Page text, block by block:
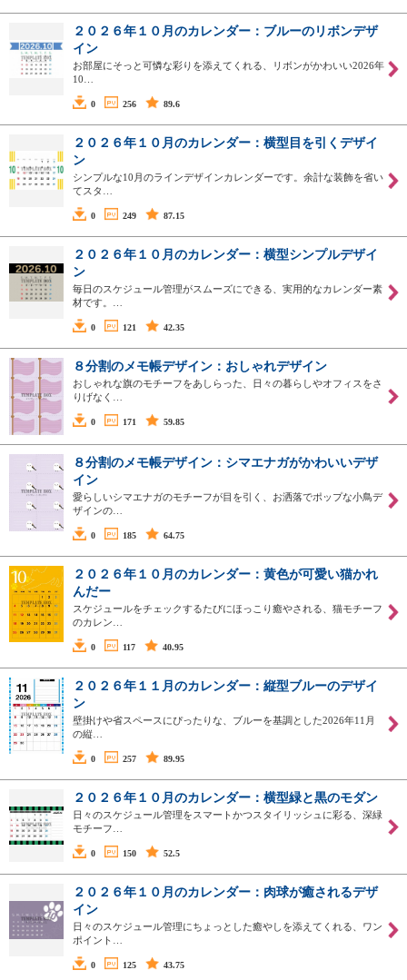
２０２６年１０月のカレンダー：ブルーのリボンデザ
イン
お部屋にそっと可憐な彩りを添えてくれる、リボンがかわいい2026年
10…
0 256 89.6
２０２６年１０月のカレンダー：横型目を引くデザイ
ン
シンプルな10月のラインデザインカレンダーです。余計な装飾を省い
てスタ…
0 249 87.15
２０２６年１０月のカレンダー：横型シンプルデザイ
ン
毎日のスケジュール管理がスムーズにできる、実用的なカレンダー素
材です。…
0 121 42.35
８分割のメモ帳デザイン：おしゃれデザイン
おしゃれな旗のモチーフをあしらった、日々の暮らしやオフィスをさ
りげなく…
0 171 59.85
８分割のメモ帳デザイン：シマエナガがかわいいデザ
イン
愛らしいシマエナガのモチーフが目を引く、お洒落でポップな小鳥デ
ザインの…
0 185 64.75
２０２６年１０月のカレンダー：黄色が可愛い猫かれ
んだー
スケジュールをチェックするたびにほっこり癒やされる、猫モチーフ
のカレン…
0 117 40.95
２０２６年１１月のカレンダー：縦型ブルーのデザイ
ン
壁掛けや省スペースにぴったりな、ブルーを基調とした2026年11月
の縦…
0 257 89.95
２０２６年１０月のカレンダー：横型緑と黒のモダン
日々のスケジュール管理をスマートかつスタイリッシュに彩る、深緑
モチーフ…
0 150 52.5
２０２６年１０月のカレンダー：肉球が癒されるデザ
イン
日々のスケジュール管理にちょっとした癒やしを添えてくれる、ワン
ポイント…
0 125 43.75